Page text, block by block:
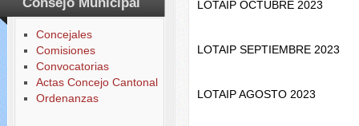
Concejales
Comisiones
Convocatorias
Actas Concejo Cantonal
Ordenanzas
LOTAIP OCTUBRE 2023
LOTAIP SEPTIEMBRE 2023
LOTAIP AGOSTO 2023